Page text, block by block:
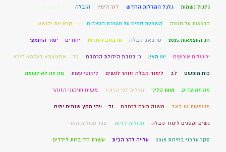
גלגול נשמות גלגל המזלות החדש דרך הימין הובלה הר הבית מפה
הרצאות על חנוכה השפעת סמים על מערכת העצבים ו – קרא את יהושע
חג העצמאות 2015 טו באב קבלה טו באב רוחניות יחודים יסוד החומצי
ירושלים אירועים יש מאין כ' בטבת הילולת הרמבם כד – אמצעותא דעלמא היכא
כוח מופשט לב לימוד קבלה וזוהר לנשים ליקוטי עצות מה זה לא לשמה
מה זה צדיק מוות קליני מזלות לפי הזוהר משיח ותיקוני הזוהר
משמעות טו באב משנה תורה לרמבם נד – ויהי מקץ שנתים ימים
נשים וקטנים לימוד קבלה סגולות לזיווג ספר סגולות הארי
סקר עדכני בחירות 2015 עלייה להר הבית עשרת הדיברות לילדים